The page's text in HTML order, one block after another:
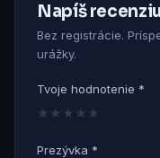
Napíš recenziu
Bez registrácie.
urážky.
Tvoje hodnotenie *
★
★
★
★
★
Prezývka *